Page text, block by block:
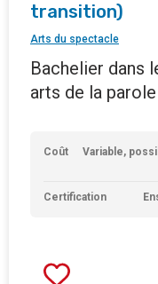
transition)
Arts du spectacle
Bachelier dans
arts de la parole
Coût
Variable,
Certification